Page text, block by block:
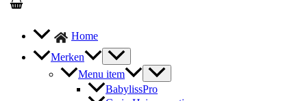
Home
Merken
Menu item
BabylissPro